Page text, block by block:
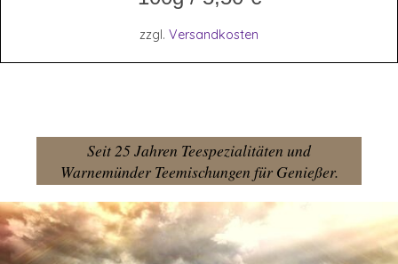
zzgl. Versandkosten
Seit 25 Jahren Teespezialitäten und
Warnemünder Teemischungen für Genießer.